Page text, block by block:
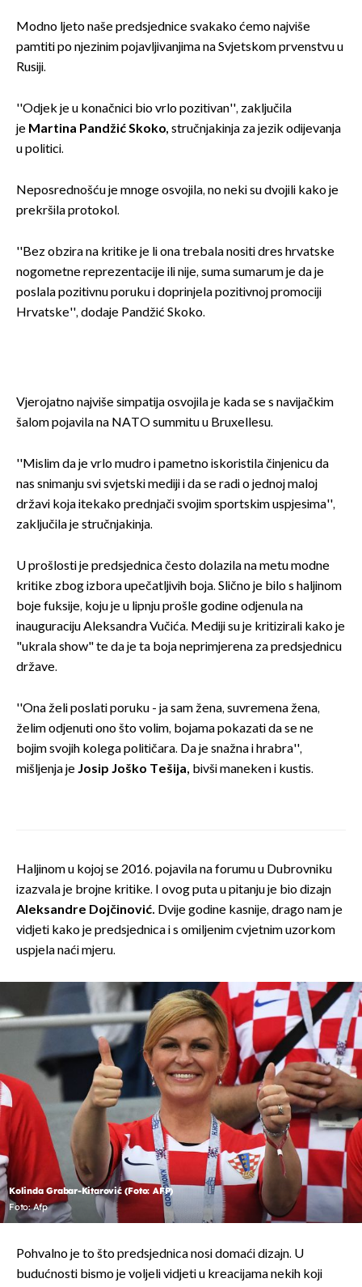
Modno ljeto naše predsjednice svakako ćemo najviše
pamtiti po njezinim pojavljivanjima na Svjetskom prvenstvu u
Rusiji.
''Odjek je u konačnici bio vrlo pozitivan'', zaključila
je Martina Pandžić Skoko, stručnjakinja za jezik odijevanja
u politici.
Neposrednošću je mnoge osvojila, no neki su dvojili kako je
prekršila protokol.
''Bez obzira na kritike je li ona trebala nositi dres hrvatske
nogometne reprezentacije ili nije, suma sumarum je da je
poslala pozitivnu poruku i doprinjela pozitivnoj promociji
Hrvatske'', dodaje Pandžić Skoko.
Vjerojatno najviše simpatija osvojila je kada se s navijačkim
šalom pojavila na NATO summitu u Bruxellesu.
''Mislim da je vrlo mudro i pametno iskoristila činjenicu da
nas snimanju svi svjetski mediji i da se radi o jednoj maloj
državi koja itekako prednjači svojim sportskim uspjesima'',
zaključila je stručnjakinja.
U prošlosti je predsjednica često dolazila na metu modne
kritike zbog izbora upečatljivih boja. Slično je bilo s haljinom
boje fuksije, koju je u lipnju prošle godine odjenula na
inauguraciju Aleksandra Vučića. Mediji su je kritizirali kako je
"ukrala show" te da je ta boja neprimjerena za predsjednicu
države.
''Ona želi poslati poruku - ja sam žena, suvremena žena,
želim odjenuti ono što volim, bojama pokazati da se ne
bojim svojih kolega političara. Da je snažna i hrabra'',
mišljenja jeJosip Joško Tešija, bivši maneken i kustis.
Haljinom u kojoj se 2016. pojavila na forumu u Dubrovniku
izazvala je brojne kritike. I ovog puta u pitanju je bio dizajn
Aleksandre Dojčinović. Dvije godine kasnije, drago nam je
vidjeti kako je predsjednica i s omiljenim cvjetnim uzorkom
uspjela naći mjeru.
Kolinda Grabar-Kitarović (Foto: AFP)
Foto: Afp
Pohvalno je to što predsjednica nosi domaći dizajn. U
budućnosti bismo je voljeli vidjeti u kreacijama nekih koji